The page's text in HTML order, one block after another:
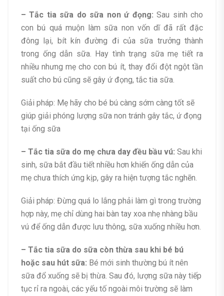
– Tắc tia sữa do sữa non ứ đọng: Sau sinh cho
con bú quá muộn làm sữa non vốn dĩ đã rất đặc
đông lại, bít kín đường đi của sữa trưởng thành
trong ống dẫn sữa. Hay tình trạng sữa mẹ tiết ra
nhiều nhưng mẹ cho con bú ít, thay đổi đột ngột tần
suất cho bú cũng sẽ gây ứ đọng, tắc tia sữa.
Giải pháp: Mẹ hãy cho bé bú càng sớm càng tốt sẽ
giúp giải phóng lượng sữa non tránh gây tắc, ứ đọng
tại ống sữa
– Tắc tia sữa do mẹ chưa day đều bầu vú: Sau khi
sinh, sữa bắt đầu tiết nhiều hơn khiến ống dẫn của
mẹ chưa thích ứng kịp, gây ra hiện tượng tắc nghẽn.
Giải pháp: Đừng quá lo lắng phải làm gì trong trường
hợp này, mẹ chỉ dùng hai bàn tay xoa nhẹ nhàng bầu
vú để ống dẫn được lưu thông, sữa xuống nhiều hơn.
– Tắc tia sữa do sữa còn thừa sau khi bé bú
hoặc sau hút sữa: Bé mới sinh thường bú ít nên
sữa đổ xuống sẽ bị thừa. Sau đó, lượng sữa này tiếp
tục rỉ ra ngoài, các yếu tố ngoài môi trường sẽ làm